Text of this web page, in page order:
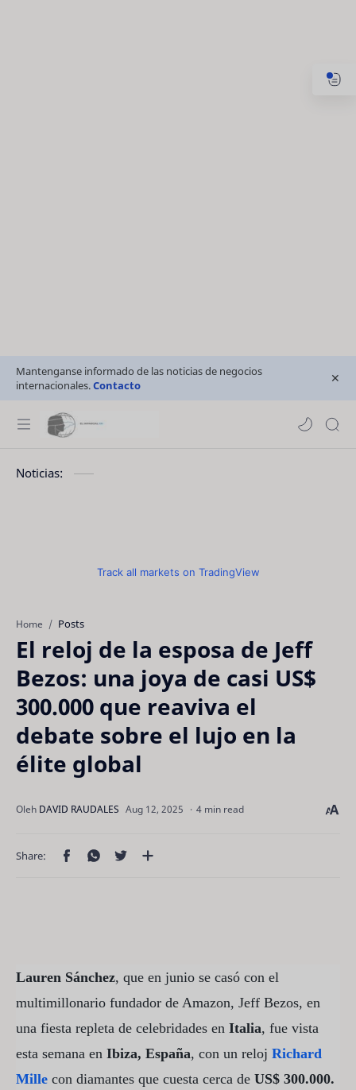
Mantenganse informado de las noticias de negocios
internacionales.Contacto
Noticias:
Track all markets on TradingView
Home Posts
El reloj de la esposa de Jeff
Bezos: una joya de casi US$
300.000 que reaviva el
debate sobre el lujo en la
élite global
4 min read
Lauren Sánchez, que en junio se casó con el
multimillonario fundador de Amazon, Jeff Bezos, en
una fiesta repleta de celebridades en Italia, fue vista
esta semana en Ibiza, España, con un reloj Richard
Mille con diamantes que cuesta cerca de US$ 300.000.